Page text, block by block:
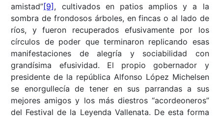
amistad”[9], cultivados en patios amplios y a la
sombra de frondosos árboles, en fincas o al lado de
ríos, y fueron recuperados efusivamente por los
círculos de poder que terminaron replicando esas
manifestaciones de alegría y sociabilidad con
grandísima efusividad. El propio gobernador y
presidente de la república Alfonso López Michelsen
se enorgullecía de tener en sus parrandas a sus
mejores amigos y los más diestros “acordeoneros”
del Festival de la Leyenda Vallenata. De esta forma